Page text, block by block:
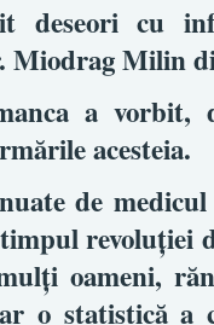
deseori cu
Miodrag Milin
a vorbit,
acesteia.
de
revoluţiei
oameni,
o statistică